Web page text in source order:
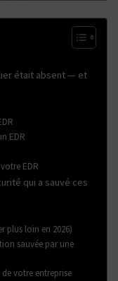
était absent — et
EDR
EDR
qui a sauvé ces
plus loin en 2026)
sauvée par une
votre entreprise